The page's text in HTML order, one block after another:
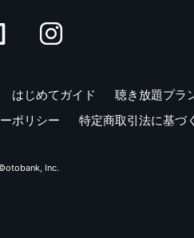
はじめてガイド 聴き放題プラ
ポリシー 特定商取引法に基づ
Inc.